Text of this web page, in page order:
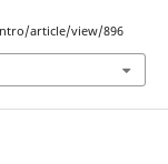
article/view/896